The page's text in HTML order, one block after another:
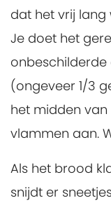
dat het vrij lang
Je doet het
(ongeveer 1/3
het midden
vlammen aan.
Als het brood
snijdt er